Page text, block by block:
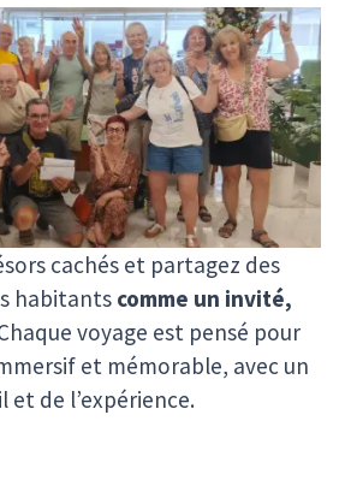
chaque voyage est conçu par
et connaissent l’Asie du
pas de compromis
authentiques, des
des expériences uniques.
hors des sentiers battus,
cachés et partagez des
habitants comme un invité,
voyage est pensé pour
et mémorable, avec un
et de l’expérience.